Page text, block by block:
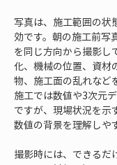
写真は、施工範囲の状
効です。朝の施工前写
を同じ方向から撮影し
化、機械の位置、資材
物、施工面の乱れなど
施工では数値や3次元
ですが、現場状況を示
数値の背景を理解しや
撮影時には、できるだ